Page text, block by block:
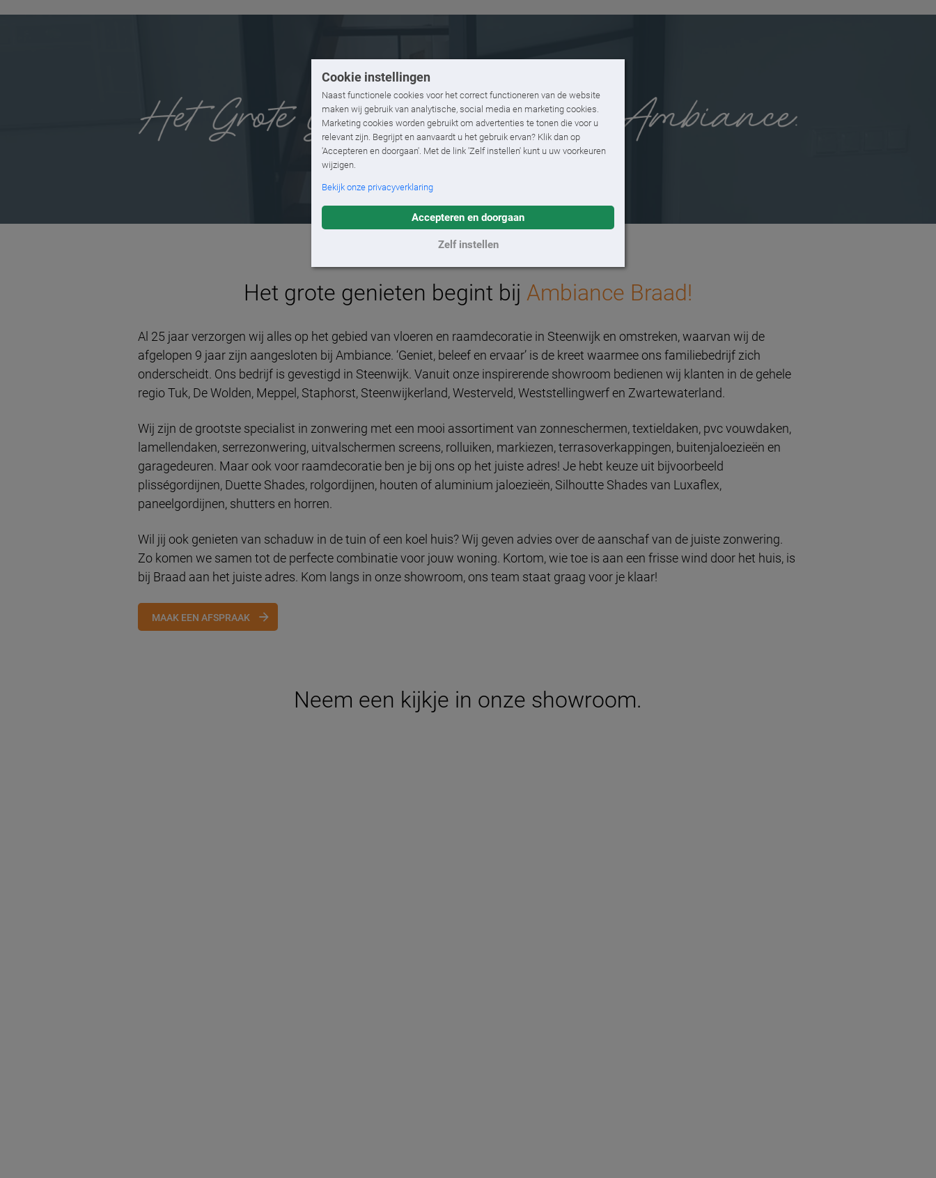
Cookie instellingen
Naast functionele cookies voor het correct functioneren van de website
maken wij gebruik van analytische, social media en marketing cookies.
Marketing cookies worden gebruikt om advertenties te tonen die voor u
relevant zijn. Begrijpt en aanvaardt u het gebruik ervan? Klik dan op
'Accepteren en doorgaan'. Met de link 'Zelf instellen' kunt u uw voorkeuren
wijzigen.
Bekijk onze privacyverklaring
Accepteren en doorgaan
Zelf instellen
Het grote genieten begint bij Ambiance Braad!
Al 25 jaar verzorgen wij alles op het gebied van vloeren en raamdecoratie in Steenwijk en omstreken, waarvan wij de
afgelopen 9 jaar zijn aangesloten bij Ambiance. ‘Geniet, beleef en ervaar’ is de kreet waarmee ons familiebedrijf zich
onderscheidt. Ons bedrijf is gevestigd in Steenwijk. Vanuit onze inspirerende showroom bedienen wij klanten in de gehele
regio Tuk, De Wolden, Meppel, Staphorst, Steenwijkerland, Westerveld, Weststellingwerf en Zwartewaterland.
Wij zijn de grootste specialist in zonwering met een mooi assortiment van zonneschermen, textieldaken, pvc vouwdaken,
lamellendaken, serrezonwering, uitvalschermen screens, rolluiken, markiezen, terrasoverkappingen, buitenjaloezieën en
garagedeuren. Maar ook voor raamdecoratie ben je bij ons op het juiste adres! Je hebt keuze uit bijvoorbeeld
plisségordijnen, Duette Shades, rolgordijnen, houten of aluminium jaloezieën, Silhoutte Shades van Luxaflex,
paneelgordijnen, shutters en horren.
Wil jij ook genieten van schaduw in de tuin of een koel huis? Wij geven advies over de aanschaf van de juiste zonwering.
Zo komen we samen tot de perfecte combinatie voor jouw woning. Kortom, wie toe is aan een frisse wind door het huis, is
bij Braad aan het juiste adres. Kom langs in onze showroom, ons team staat graag voor je klaar!
MAAK EEN AFSPRAAK
Neem een kijkje in onze showroom.